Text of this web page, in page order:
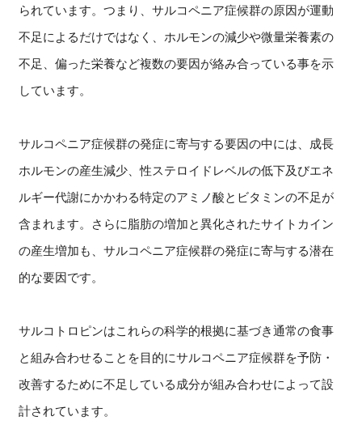
られています。つまり、サルコペニア症候群の原因が運動
不足によるだけではなく、ホルモンの減少や微量栄養素の
不足、偏った栄養など複数の要因が絡み合っている事を示
しています。
サルコペニア症候群の発症に寄与する要因の中には、成長
ホルモンの産生減少、性ステロイドレベルの低下及びエネ
ルギー代謝にかかわる特定のアミノ酸とビタミンの不足が
含まれます。さらに脂肪の増加と異化されたサイトカイン
の産生増加も、サルコペニア症候群の発症に寄与する潜在
的な要因です。
サルコトロピンはこれらの科学的根拠に基づき通常の食事
と組み合わせることを目的にサルコペニア症候群を予防・
改善するために不足している成分が組み合わせによって設
計されています。